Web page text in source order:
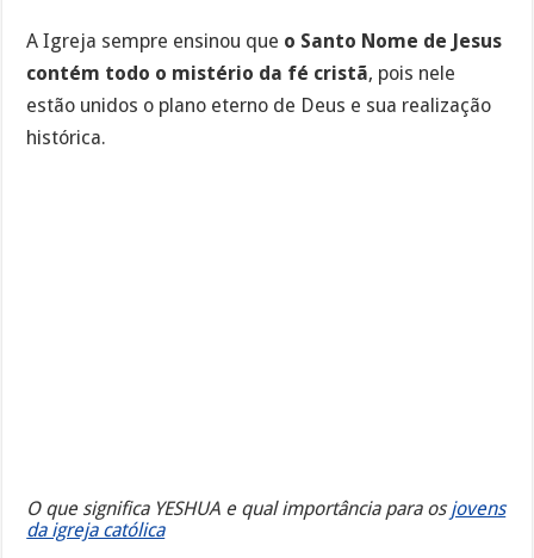
A Igreja sempre ensinou que o Santo Nome de Jesus
contém todo o mistério da fé cristã, pois nele
estão unidos o plano eterno de Deus e sua realização
histórica.
O que significa YESHUA e qual importância para os jovens
da igreja católica